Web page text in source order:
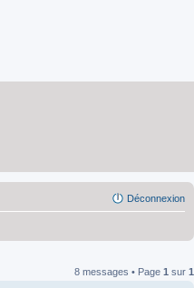
Déconnexion
8 messages • Page 1 sur 1